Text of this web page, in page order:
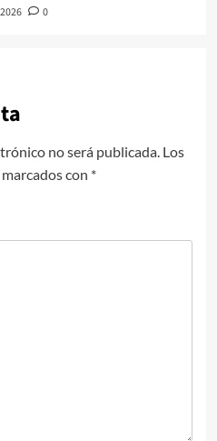
0
no será publicada. Los
con *